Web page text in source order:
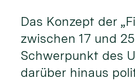
Das Konzept der
zwischen 17 und
Schwerpunkt des
darüber hinaus